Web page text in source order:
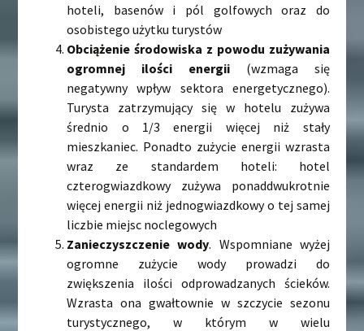
hoteli, basenów i pól golfowych oraz do
osobistego użytku turystów
Obciążenie środowiska z powodu zużywania
ogromnej ilości energii (wzmaga się
negatywny wpływ sektora energetycznego).
Turysta zatrzymujący się w hotelu zużywa
średnio o 1/3 energii więcej niż stały
mieszkaniec. Ponadto zużycie energii wzrasta
wraz ze standardem hoteli: hotel
czterogwiazdkowy zużywa ponaddwukrotnie
więcej energii niż jednogwiazdkowy o tej samej
liczbie miejsc noclegowych
Zanieczyszczenie wody. Wspomniane wyżej
ogromne zużycie wody prowadzi do
zwiększenia ilości odprowadzanych ścieków.
Wzrasta ona gwałtownie w szczycie sezonu
turystycznego, w którym w wielu